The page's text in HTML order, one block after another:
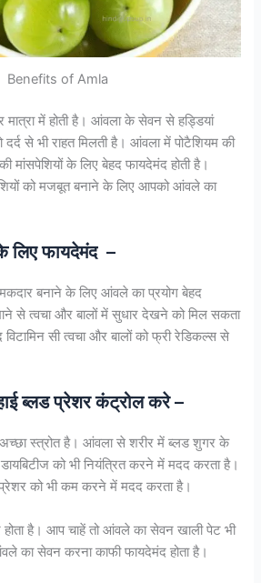
Benefits of Amla
में होती है। आंवला के सेवन से हड्डियां
से भी राहत मिलती है। आंवला में पोटैशियम की
की मांसपेशियों के लिए बेहद फायदेमंद होती है।
को मजबूत बनाने के लिए आपको आंवले का
लिए फायदेमंद –
बनाने के लिए आंवले का प्रयोग बेहद
से त्वचा और बालों में सुधार देखने को मिल सकता
सी त्वचा और बालों को फ्री रेडिकल्स से
ब्लड प्रेशर कंट्रोल करे –
स्त्रोत है। आंवला से शरीर में ब्लड शुगर के
को भी नियंत्रित करने में मदद करता है।
को भी कम करने में मदद करता है।
होता है। आप चाहें तो आंवले का सेवन खाली पेट भी
का सेवन करना काफी फायदेमंद होता है।